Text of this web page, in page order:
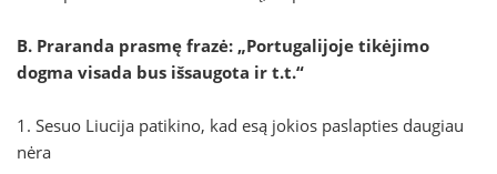
B. Praranda prasmę frazė: „Portugalijoje tikėjimo
dogma visada bus išsaugota ir t.t.“
1. Sesuo Liucija patikino, kad esą jokios paslapties daugiau
nėra